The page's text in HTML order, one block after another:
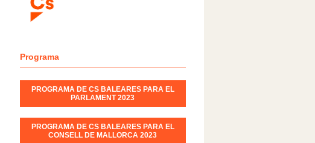
Programa
PROGRAMA DE CS BALEARES PARA EL
PARLAMENT 2023
PROGRAMA DE CS BALEARES PARA EL
CONSELL DE MALLORCA 2023